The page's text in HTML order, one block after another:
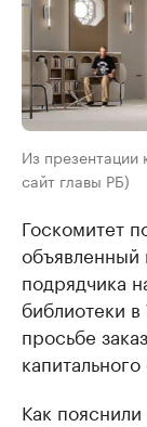
Из презентации
сайт главы РБ)
Госкомитет
объявленный
подрядчика
библиотеки
просьбе
Как